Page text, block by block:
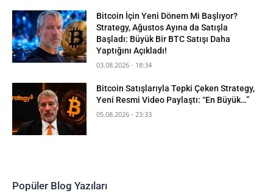
Bitcoin İçin Yeni Dönem Mi Başlıyor?
Strategy, Ağustos Ayına da Satışla
Başladı: Büyük Bir BTC Satışı Daha
Yaptığını Açıkladı!
03.08.2026 - 18:34
Bitcoin Satışlarıyla Tepki Çeken Strategy,
Yeni Resmi Video Paylaştı: “En Büyük…”
05.08.2026 - 23:33
Popüler Blog Yazıları